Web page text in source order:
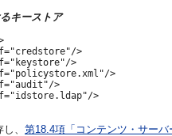
キーストア
>
>
>
>
>
、 第18.4項「コンテンツ・サー